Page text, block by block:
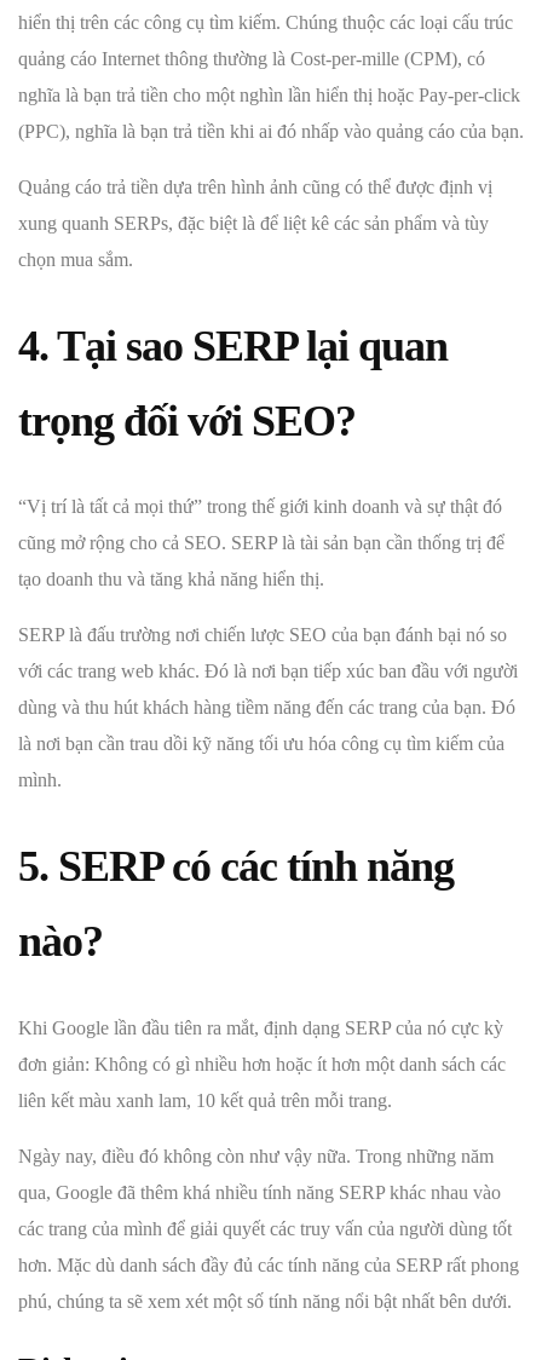
hiển thị trên các công cụ tìm kiếm. Chúng thuộc các loại cấu trúc
quảng cáo Internet thông thường là Cost-per-mille (CPM), có
nghĩa là bạn trả tiền cho một nghìn lần hiển thị hoặc Pay-per-click
(PPC), nghĩa là bạn trả tiền khi ai đó nhấp vào quảng cáo của bạn.
Quảng cáo trả tiền dựa trên hình ảnh cũng có thể được định vị
xung quanh SERPs, đặc biệt là để liệt kê các sản phẩm và tùy
chọn mua sắm.
4. Tại sao SERP lại quan
trọng đối với SEO?
“Vị trí là tất cả mọi thứ” trong thế giới kinh doanh và sự thật đó
cũng mở rộng cho cả SEO. SERP là tài sản bạn cần thống trị để
tạo doanh thu và tăng khả năng hiển thị.
SERP là đấu trường nơi chiến lược SEO của bạn đánh bại nó so
với các trang web khác. Đó là nơi bạn tiếp xúc ban đầu với người
dùng và thu hút khách hàng tiềm năng đến các trang của bạn. Đó
là nơi bạn cần trau dồi kỹ năng tối ưu hóa công cụ tìm kiếm của
mình.
5. SERP có các tính năng
nào?
Khi Google lần đầu tiên ra mắt, định dạng SERP của nó cực kỳ
đơn giản: Không có gì nhiều hơn hoặc ít hơn một danh sách các
liên kết màu xanh lam, 10 kết quả trên mỗi trang.
Ngày nay, điều đó không còn như vậy nữa. Trong những năm
qua, Google đã thêm khá nhiều tính năng SERP khác nhau vào
các trang của mình để giải quyết các truy vấn của người dùng tốt
hơn. Mặc dù danh sách đầy đủ các tính năng của SERP rất phong
phú, chúng ta sẽ xem xét một số tính năng nổi bật nhất bên dưới.